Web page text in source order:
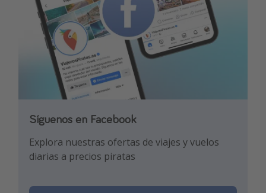
Síguenos en Facebook
Explora nuestras ofertas de viajes y vuelos
diarias a precios piratas
Síguenos en TikTok
¡Para enterarte de las mejores ofertas y los
mejores trucos de viaje!